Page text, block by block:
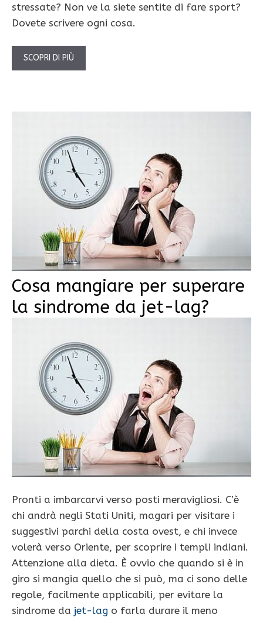
stressate? Non ve la siete sentite di fare sport?
Dovete scrivere ogni cosa.
SCOPRI DI PIÙ
Cosa mangiare per superare
la sindrome da jet-lag?
Pronti a imbarcarvi verso posti meravigliosi. C’è
chi andrà negli Stati Uniti, magari per visitare i
suggestivi parchi della costa ovest, e chi invece
volerà verso Oriente, per scoprire i templi indiani.
Attenzione alla dieta. È ovvio che quando si è in
giro si mangia quello che si può, ma ci sono delle
regole, facilmente applicabili, per evitare la
sindrome da jet-lag o farla durare il meno